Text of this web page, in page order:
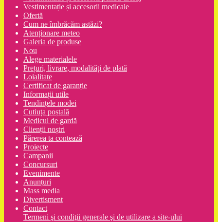
Vestimentație și accesorii medicale
Ofertă
Cum ne îmbrăcăm astăzi?
Atenționare meteo
Galeria de produse
Nou
Alege materialele
Prețuri, livrare, modalități de plată
Loialitate
Certificat de garanție
Informații utile
Tendințele modei
Cutiuța poștală
Medicul de gardă
Clienții noștri
Părerea ta contează
Proiecte
Campanii
Concursuri
Evenimente
Anunțuri
Mass media
Divertisment
Contact
Termeni şi condiţii generale şi de utilizare a site-ului